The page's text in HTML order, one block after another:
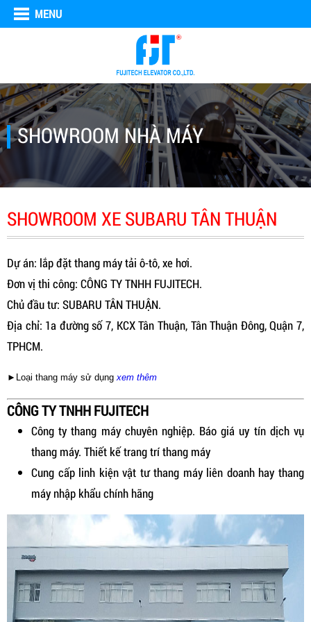
MENU
SHOWROOM NHÀ MÁY
SHOWROOM XE SUBARU TÂN THUẬN
Dự án: lắp đặt thang máy tải ô-tô, xe hơi.
Đơn vị thi công: CÔNG TY TNHH FUJITECH.
Chủ đầu tư: SUBARU TÂN THUẬN.
Địa chỉ: 1a đường số 7, KCX Tân Thuận, Tân Thuận Đông, Quận 7,
TPHCM.
►Loại thang máy sử dụngxem thêm
CÔNG TY TNHH FUJITECH
Công ty thang máy chuyên nghiệp. Báo giá uy tín dịch vụ
thang máy. Thiết kế trang trí thang máy
Cung cấp linh kiện vật tư thang máy liên doanh hay thang
máy nhập khẩu chính hãng